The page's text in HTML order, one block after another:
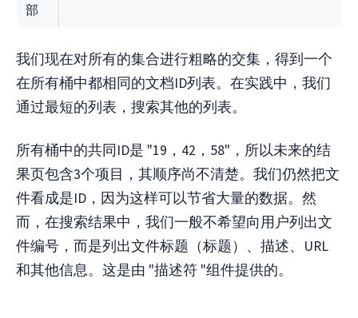
部
我们现在对所有的集合进行粗略的交集，得到一个
在所有桶中都相同的文档ID列表。在实践中，我们
通过最短的列表，搜索其他的列表。
所有桶中的共同ID是 "19，42，58"，所以未来的结
果页包含3个项目，其顺序尚不清楚。我们仍然把文
件看成是ID，因为这样可以节省大量的数据。然
而，在搜索结果中，我们一般不希望向用户列出文
件编号，而是列出文件标题（标题）、描述、URL
和其他信息。这是由 "描述符 "组件提供的。